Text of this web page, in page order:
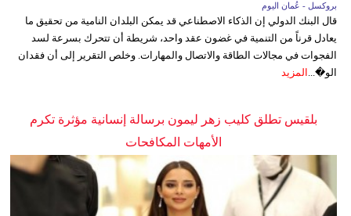
بروكسل - عُمان اليوم
قال البنك الدولي إن الذكاء الاصطناعي قد يمكن البلدان النامية من تحقيق ما
يعادل قرناً من التنمية في غضون عقد واحد، شريطة أن تتحرك بسرعة لسد
الفجوات في مجالات الطاقة والاتصال والمهارات. وخلص التقرير إلى أن فقدان
الو�... المزيد
بلقيس تطلق كليب زهر ليمون برسالة إنسانية مؤثرة تكرم
الأمهات المكافحات